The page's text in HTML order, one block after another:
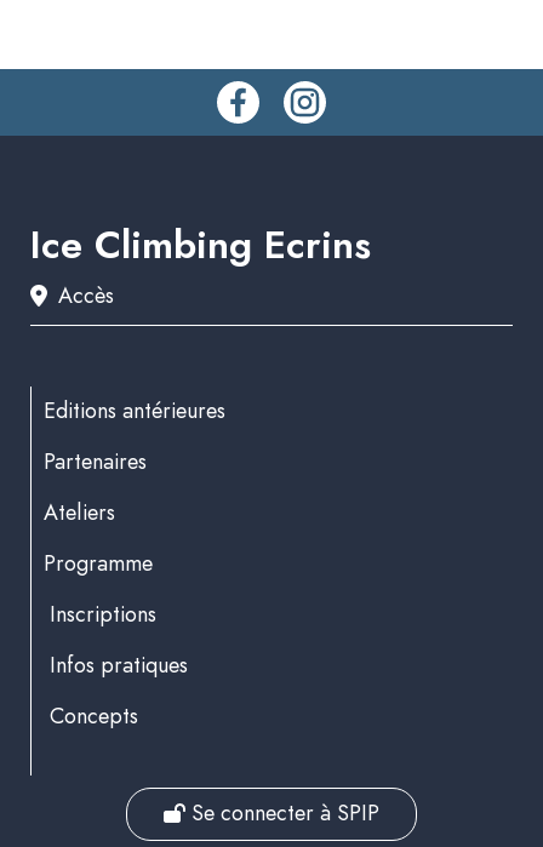
Ice Climbing Ecrins
Accès
Editions antérieures
Partenaires
Ateliers
Programme
Inscriptions
Infos pratiques
Concepts
Se connecter à SPIP